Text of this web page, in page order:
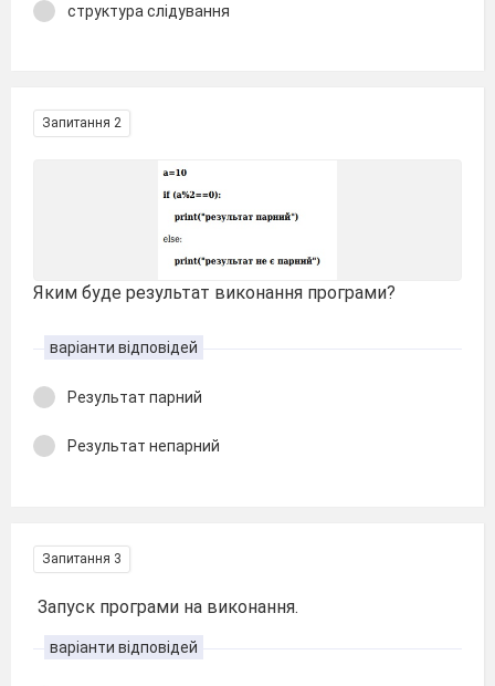
структура слідування
Запитання 2
Яким буде результат виконання програми?
варіанти відповідей
Результат парний
Результат непарний
Запитання 3
Запуск програми на виконання.
варіанти відповідей